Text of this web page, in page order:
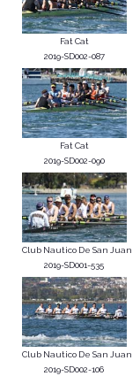
Fat Cat
2019-SD002-087
Fat Cat
2019-SD002-090
Club Nautico De San Juan
2019-SD001-535
Club Nautico De San Juan
2019-SD002-106